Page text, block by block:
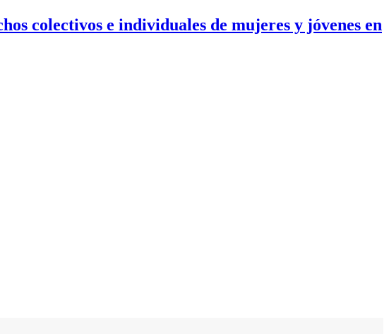
colectivos e individuales de mujeres y jóvenes en